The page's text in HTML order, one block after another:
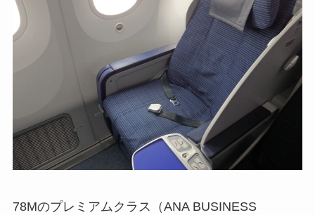
78Mのプレミアムクラス（ANA BUSINESS